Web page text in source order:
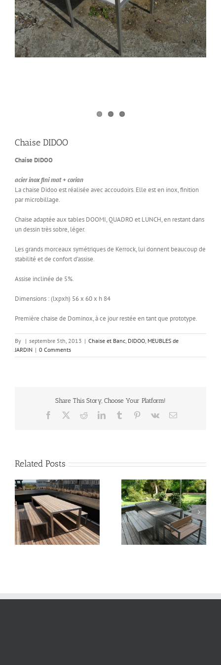
Chaise DIDOO
Chaise DIDOO
acier inox fini mat + corian
La chaise Didoo est réalisée avec accoudoirs. Elle est en inox, finition
par microbillage.
Chaise adaptée aux tables DOOMI, QUADRO et LUNCH, en restant dans
un dessin très sobre, léger.
Les grands morceaux symétriques de Kerrock, lui donnent beaucoup de
stabilité et de confort d’assise.
Assise inclinée de 5%.
Dimensions : (lxpxh) 56 x 60 x h 84
Première chaise de Dominox, à ce jour restée en tant que prototype.
By | septembre 5th, 2013 | Chaise et Banc, DIDOO, MEUBLES de
JARDIN | 0 Comments
Share This Story, Choose Your Platform!
Facebook RedditLinkedInTumblr Pinterest
Vk Email
Related Posts
Banc BANCOKID Table QUADRO